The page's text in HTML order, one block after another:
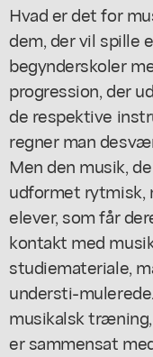
Hvad er det for
dem, der vil spille
begynderskoler
progression, der
de respektive
regner man
Men den musik,
udformet rytmisk,
elever, som får
kontakt med
studiemateriale,
understi-
musikalsk
er sammensat